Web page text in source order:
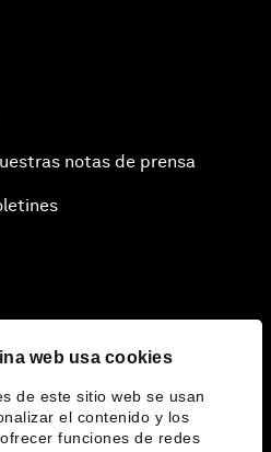
web usa cookies
de este sitio web se usan
el contenido y los
funciones de redes
notas de prensa